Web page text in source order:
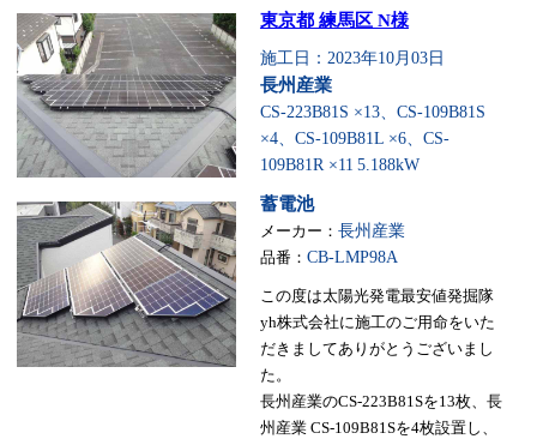
東京都 練馬区 N様
施工日：2023年10月03日
長州産業
CS-223B81S ×13、CS-109B81S
×4、CS-109B81L ×6、CS-
109B81R ×11 5.188kW
蓄電池
メーカー： 長州産業
品番： CB-LMP98A
この度は太陽光発電最安値発掘隊
yh株式会社に施工のご用命をいた
だきましてありがとうございまし
た。
長州産業のCS-223B81Sを13枚、長
州産業 CS-109B81Sを4枚設置し、